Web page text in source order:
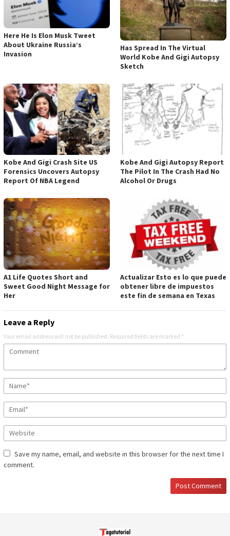
Here He Is Elon Musk Tweet
About Ukraine Russia’s
Invasion
Has Spread In The Virtual
World Kobe And Gigi Autopsy
Sketch
Kobe And Gigi Crash Site US
Forensics Uncovers Autopsy
Report Of NBA Legend
Kobe And Gigi Autopsy Report
The Pilot In The Crash Had No
Alcohol Or Drugs
A1 Life Quotes Short and
Sweet Good Night Message for
Her
Actualizar Esto es lo que puede
obtener libre de impuestos
este fin de semana en Texas
Leave a Reply
Your email address will not be published. Required fields are marked *
Save my name, email, and website in this browser for the next time I
comment.